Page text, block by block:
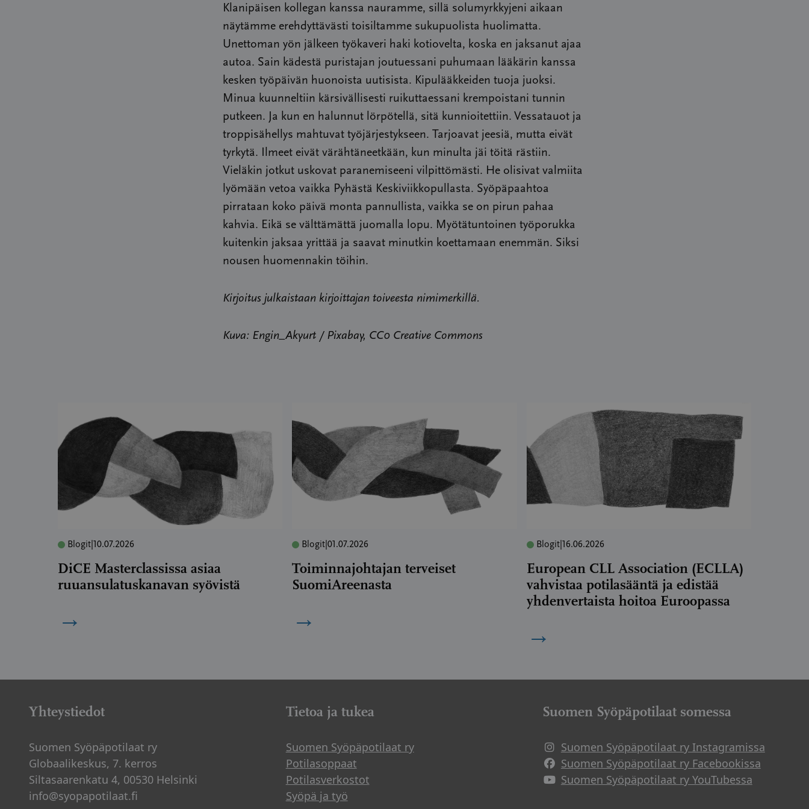
Klanipäisen kollegan kanssa nauramme, sillä solumyrkkyjeni aikaan
näytämme erehdyttävästi toisiltamme sukupuolista huolimatta.
Unettoman yön jälkeen työkaveri haki kotiovelta, koska en jaksanut ajaa
autoa. Sain kädestä puristajan joutuessani puhumaan lääkärin kanssa
kesken työpäivän huonoista uutisista. Kipulääkkeiden tuoja juoksi.
Minua kuunneltiin kärsivällisesti ruikuttaessani krempoistani tunnin
putkeen. Ja kun en halunnut lörpötellä, sitä kunnioitettiin. Vessatauot ja
troppisähellys mahtuvat työjärjestykseen. Tarjoavat jeesiä, mutta eivät
tyrkytä. Ilmeet eivät värähtäneetkään, kun minulta jäi töitä rästiin.
Vieläkin jotkut uskovat paranemiseeni vilpittömästi. He olisivat valmiita
lyömään vetoa vaikka Pyhästä Keskiviikkopullasta. Syöpäpaahtoa
pirrataan koko päivä monta pannullista, vaikka se on pirun pahaa
kahvia. Eikä se välttämättä juomalla lopu. Myötätuntoinen työporukka
kuitenkin jaksaa yrittää ja saavat minutkin koettamaan enemmän. Siksi
nousen huomennakin töihin.
Kirjoitus julkaistaan kirjoittajan toiveesta nimimerkillä.
Kuva: Engin_Akyurt / Pixabay, CC0 Creative Commons
Blogit 10.07.2026
DiCE Masterclassissa asiaa
ruuansulatuskanavan syövistä
→
Blogit |01.07.2026
Toiminnajohtajan terveiset
SuomiAreenasta
→
Blogit| 16.06.2026
European CLL Association (ECLLA)
vahvistaa potilasääntä ja edistää
yhdenvertaista hoitoa Euroopassa
→
Yhteystiedot
Suomen Syöpäpotilaat ry
Globaalikeskus, 7. kerros
Siltasaarenkatu 4, 00530 Helsinki
info@syopapotilaat.fi
Tietoa ja tukea
Suomen Syöpäpotilaat ry
Potilasoppaat
Potilasverkostot
Syöpä ja työ
Suomen Syöpäpotilaat somessa
Suomen Syöpäpotilaat ry Instagramissa
Suomen Syöpäpotilaat ry Facebookissa
Suomen Syöpäpotilaat ry YouTubessa